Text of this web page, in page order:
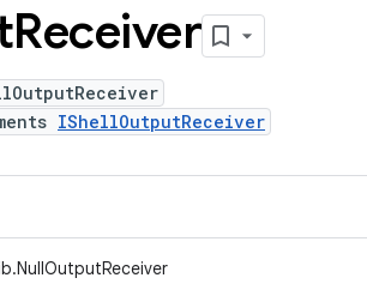
Receiver
IShellOutputReceiver